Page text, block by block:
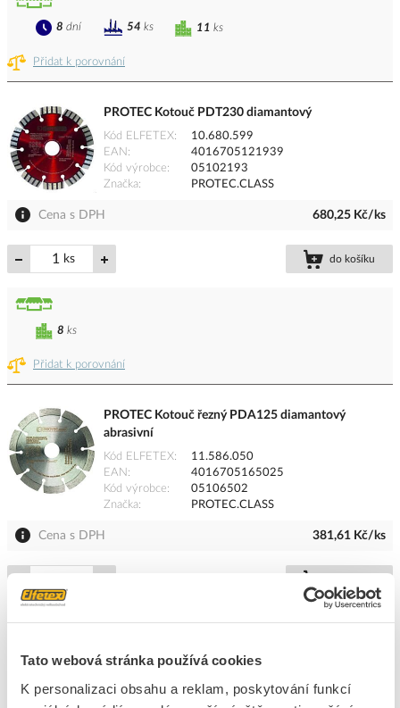
Tato webová stránka používá cookies
K personalizaci obsahu a reklam, poskytování funkcí
Přidat k porovnání
11 ks
8 dní 54 ks
PROTEC Kotouč PDT230 diamantový
Kód ELFETEX
10.680.599
EAN
4016705121939
Kód výrobce
05102193
Značka
PROTEC.CLASS
Cena s DPH 680,25 Kč/ks
ks do košíku
Přidat k porovnání
8 ks
PROTEC Kotouč řezný PDA125 diamantový
abrasivní
Kód ELFETEX
11.586.050
EAN
4016705165025
Kód výrobce
05106502
Značka
PROTEC.CLASS
Cena s DPH 381,61 Kč/ks
Přidat k porovnání